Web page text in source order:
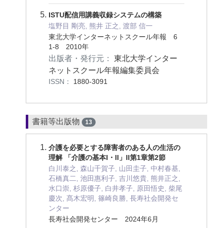
ISTU配信用講義収録システムの構築
塩野目 剛亮, 熊井 正之, 渡部 信一
東北大学インターネットスクール年報 6
1-8 2010年
出版者・発行元：
東北大学インター
ネットスクール年報編集委員会
ISSN： 1880-3091
書籍等出版物 13
介護を必要とする障害者のある人の生活の
理解 「介護の基本I・II」II第1章第2節
白川泰之, 森山千賀子, 山田圭子, 中村春基,
石橋真二, 池田惠利子, 吉川悠貴, 熊井正之,
水口崇, 杉原優子, 白井孝子, 原田悟史, 柴尾
慶次, 髙木宏明, 篠崎良勝, 長寿社会開発セ
ンター
長寿社会開発センター 2024年6月